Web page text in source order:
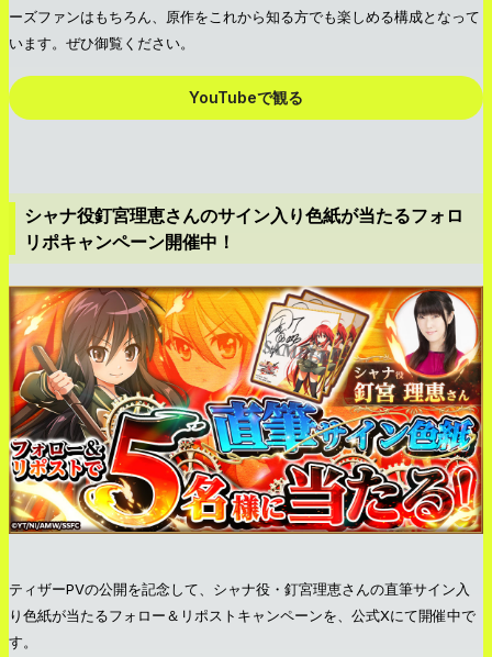
ーズファンはもちろん、原作をこれから知る方でも楽しめる構成となって
います。ぜひ御覧ください。
YouTubeで観る
シャナ役釘宮理恵さんのサイン入り色紙が当たるフォロ
リポキャンペーン開催中！
ティザーPVの公開を記念して、シャナ役・釘宮理恵さんの直筆サイン入
り色紙が当たるフォロー＆リポストキャンペーンを、公式Xにて開催中で
す。